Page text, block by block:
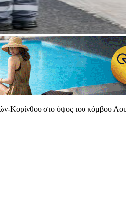
Κορίνθου στο ύψος του κόμβου